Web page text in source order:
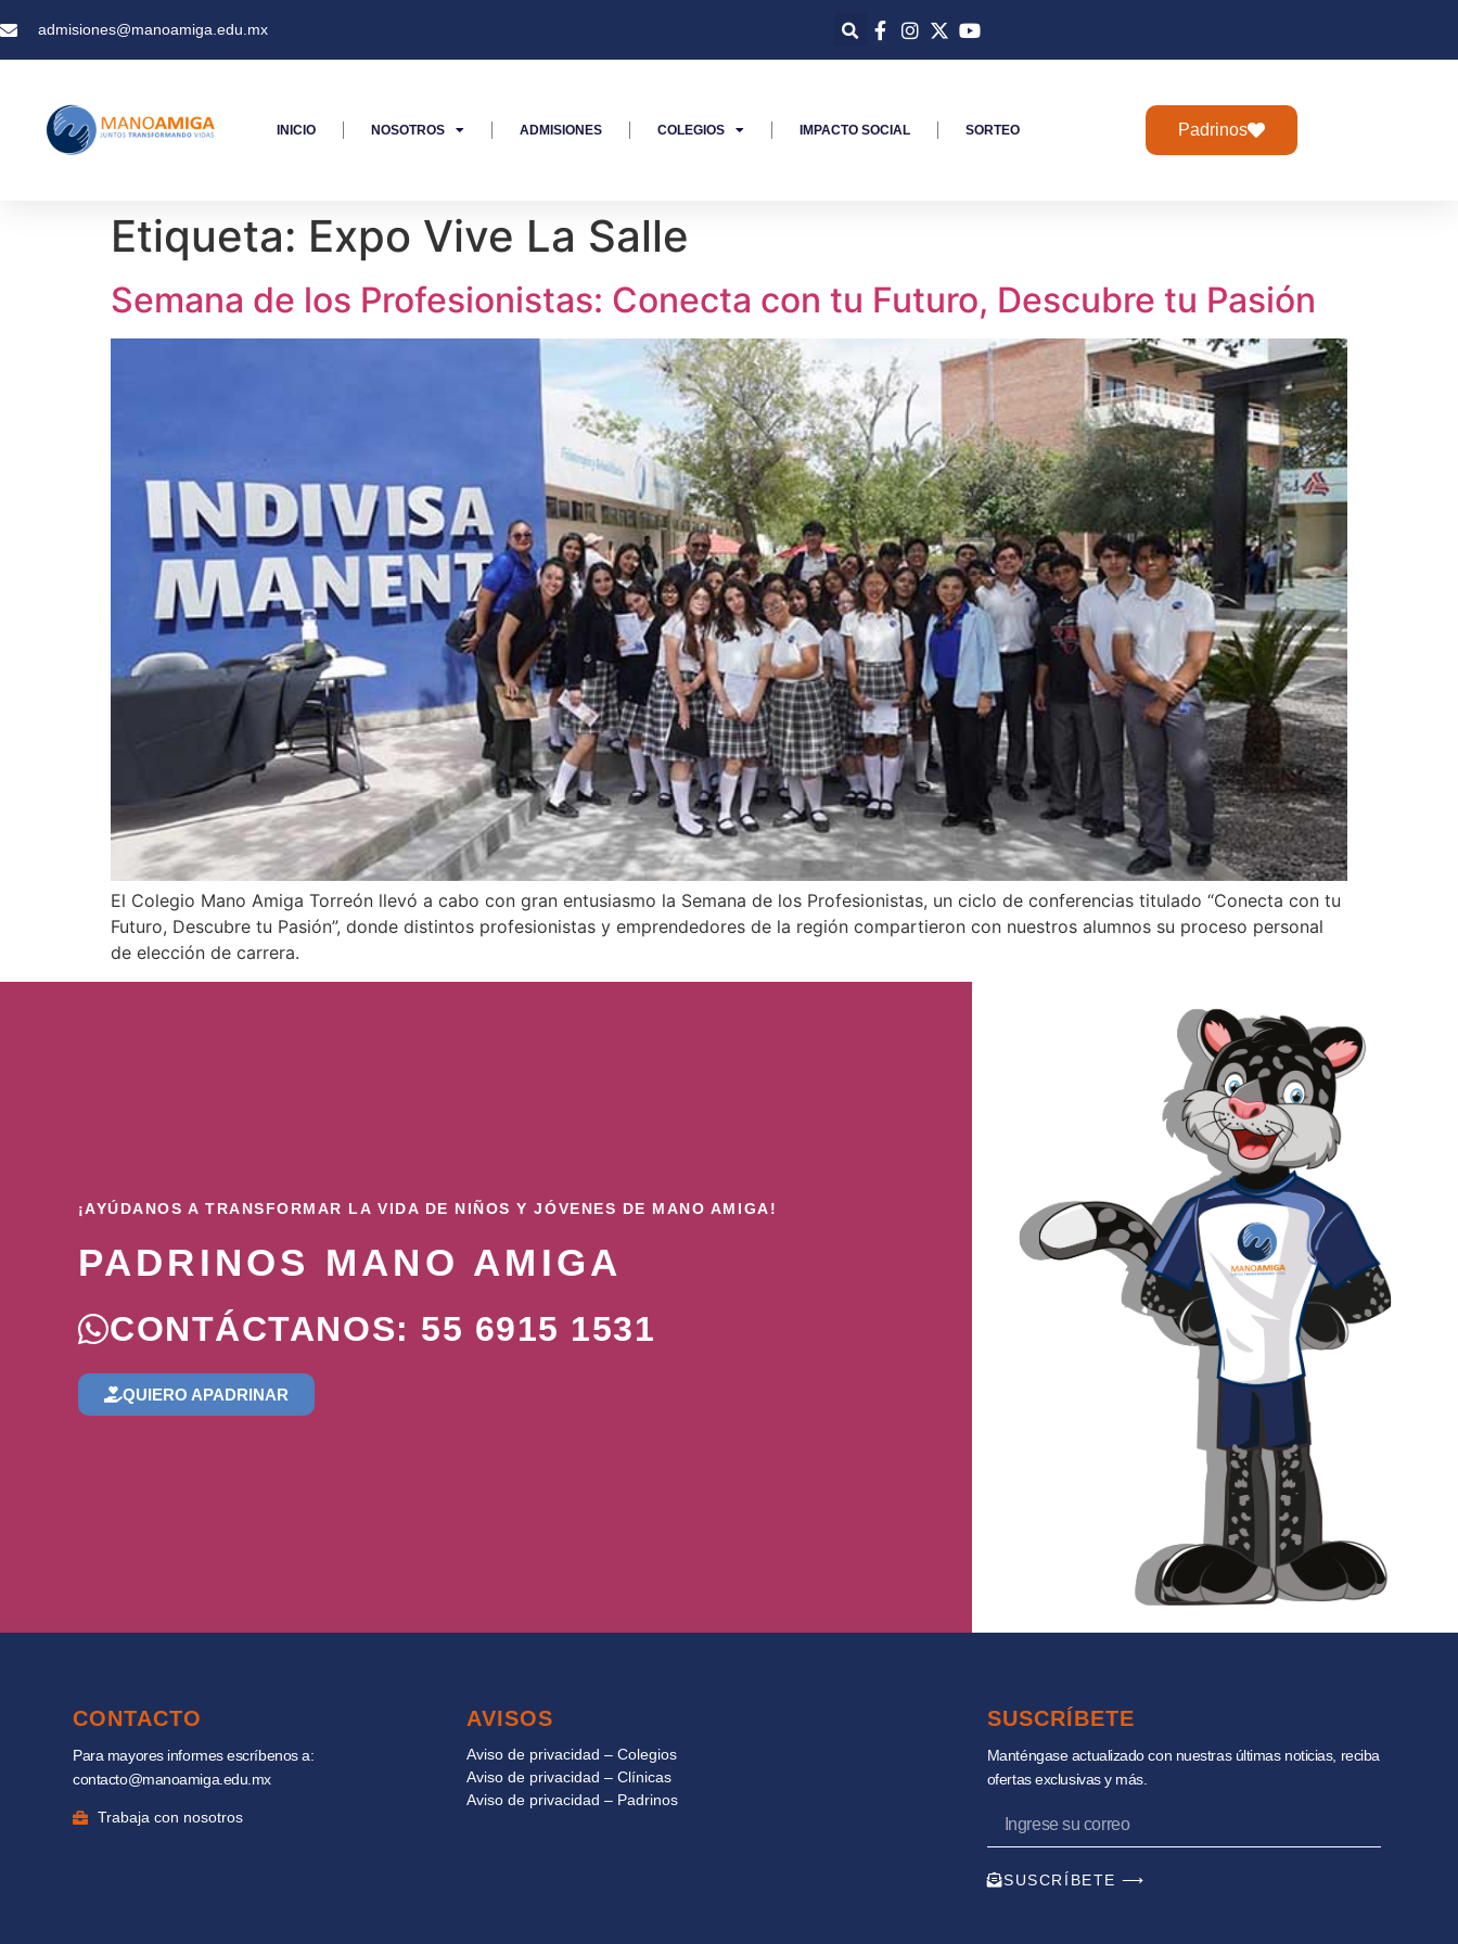
admisiones@manoamiga.edu.mx
INICIO NOSOTROS ADMISIONES COLEGIOS IMPACTO SOCIAL SORTEO Padrinos
Etiqueta: Expo Vive La Salle
Semana de los Profesionistas: Conecta con tu Futuro, Descubre tu Pasión
El Colegio Mano Amiga Torreón llevó a cabo con gran entusiasmo la Semana de los Profesionistas, un ciclo de conferencias titulado “Conecta con tu
Futuro, Descubre tu Pasión”, donde distintos profesionistas y emprendedores de la región compartieron con nuestros alumnos su proceso personal
de elección de carrera.
¡AYÚDANOS A TRANSFORMAR LA VIDA DE NIÑOS Y JÓVENES DE MANO AMIGA!
PADRINOS MANO AMIGA
CONTÁCTANOS: 55 6915 1531
QUIERO APADRINAR
CONTACTO
Para mayores informes escríbenos a:
contacto@manoamiga.edu.mx
Trabaja con nosotros
AVISOS
Aviso de privacidad – Colegios
Aviso de privacidad – Clínicas
Aviso de privacidad – Padrinos
SUSCRÍBETE
Manténgase actualizado con nuestras últimas noticias, reciba
ofertas exclusivas y más.
SUSCRÍBETE ⟶